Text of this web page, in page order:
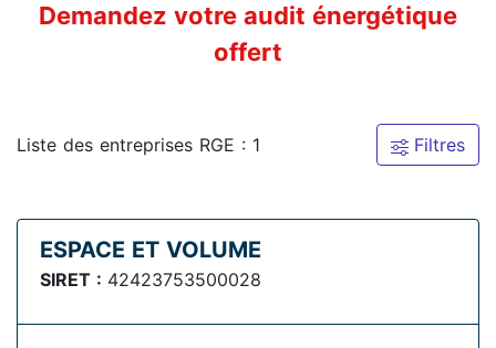
Demandez votre audit énergétique
offert
Liste des entreprises RGE : 1 Filtres
ESPACE ET VOLUME
SIRET : 42423753500028